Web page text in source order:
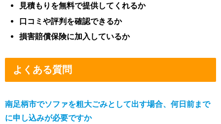
見積もりを無料で提供してくれるか
口コミや評判を確認できるか
損害賠償保険に加入しているか
よくある質問
南足柄市でソファを粗大ごみとして出す場合、何日前まで
に申し込みが必要ですか